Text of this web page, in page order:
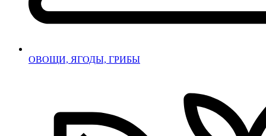
ОВОЩИ, ЯГОДЫ, ГРИБЫ